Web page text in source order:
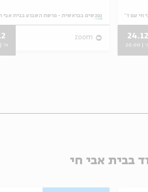
עם ד"ר רות קרא-איוונוב קניאל
24.12
20:00
מתוך:
נפגשים בבראשית - פרשת השבוע בבית אבי
zoom
ה' | 20:00
בבית אבי חי